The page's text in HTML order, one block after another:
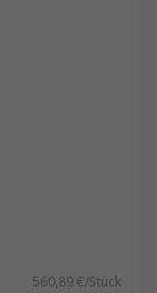
560,89 €/Stück